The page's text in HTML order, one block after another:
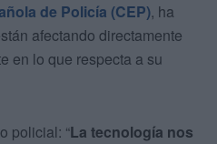
de Policía (CEP), ha
afectando directamente
en lo que respecta a su
policial: “La tecnología nos